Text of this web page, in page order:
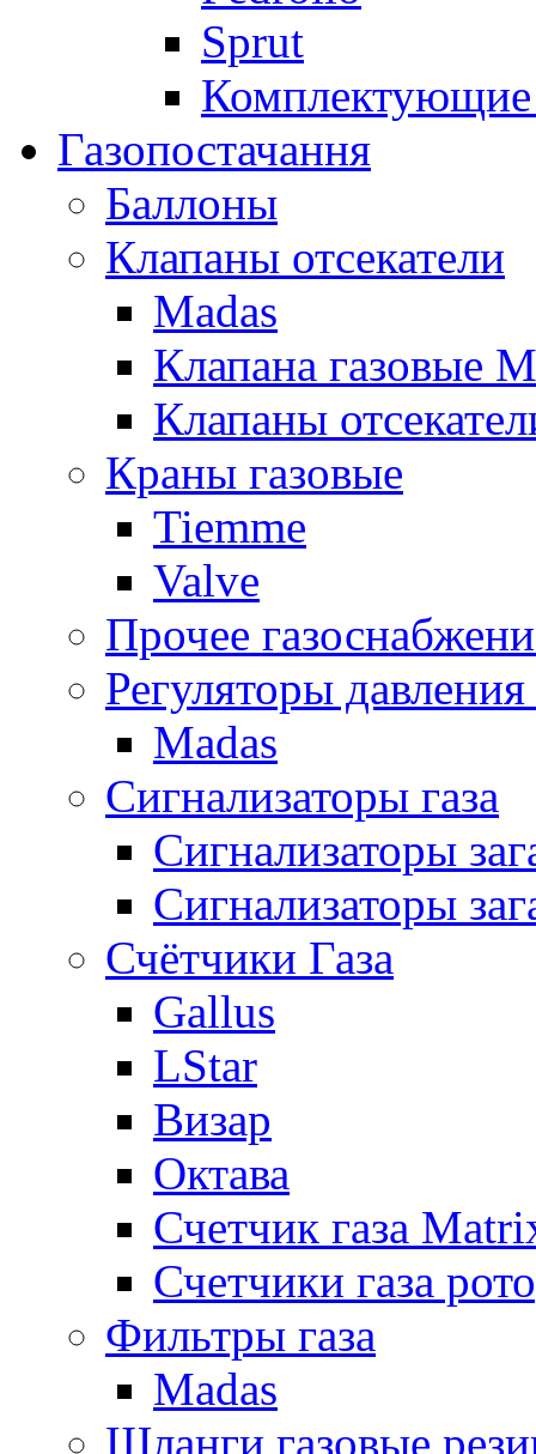
Sprut
Комплектующие
Газопостачання
Баллоны
Клапаны отсекатели
Madas
Клапана газовые
Клапаны
Краны газовые
Tiemme
Valve
Прочее
Регуляторы давления
Madas
Сигнализаторы газа
Сигнализаторы
Сигнализаторы
Счётчики Газа
Gallus
LStar
Визар
Октава
Счетчик газа
Счетчики газа
Фильтры газа
Madas
Шланги газовые